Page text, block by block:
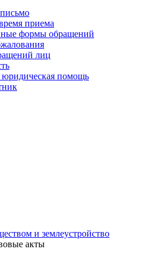
приема
формы обращений
лиц
юридическая помощь
и землеустройство
акты